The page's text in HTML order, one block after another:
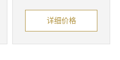
详细价格